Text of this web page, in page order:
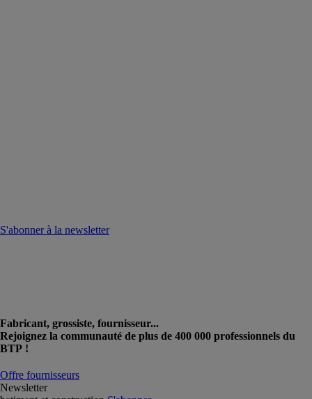
S'abonner à la newsletter
Fabricant, grossiste, fournisseur...
Rejoignez la communauté de plus de 400 000 professionnels du
BTP !
Offre fournisseurs
Newsletter